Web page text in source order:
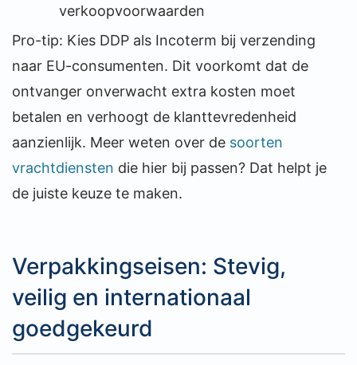
verkoopvoorwaarden
Pro-tip: Kies DDP als Incoterm bij verzending
naar EU-consumenten. Dit voorkomt dat de
ontvanger onverwacht extra kosten moet
betalen en verhoogt de klanttevredenheid
aanzienlijk. Meer weten over de soorten
vrachtdiensten die hier bij passen? Dat helpt je
de juiste keuze te maken.
Verpakkingseisen: Stevig,
veilig en internationaal
goedgekeurd